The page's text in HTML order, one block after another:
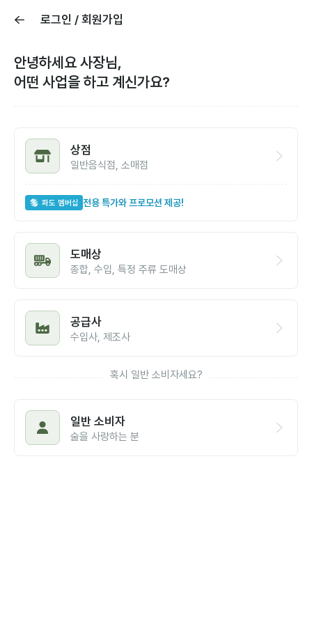
로그인 / 회원가입
안녕하세요 사장님,
어떤 사업을 하고 계신가요?
상점
일반음식점, 소매점
파도 멤버십 전용 특가와 프로모션 제공!
도매상
종합, 수입, 특정 주류 도매상
공급사
수입사, 제조사
혹시 일반 소비자세요?
일반 소비자
술을 사랑하는 분